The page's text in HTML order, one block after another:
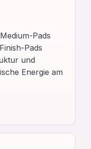
Pads
Pads
und
Energie am